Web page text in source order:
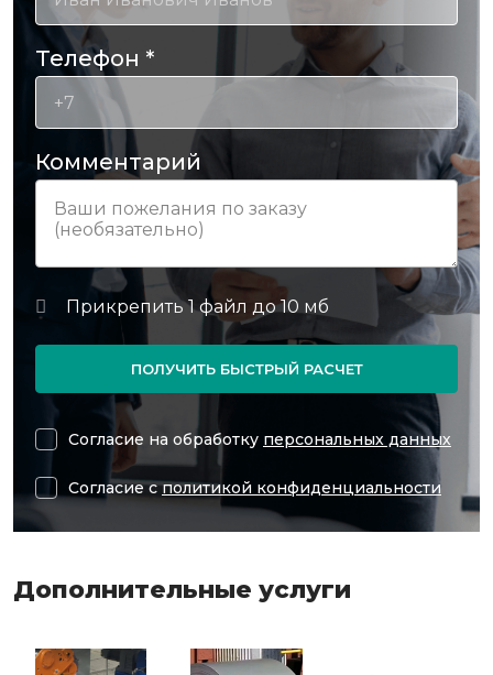
Телефон *
Комментарий
ПОЛУЧИТЬ БЫСТРЫЙ РАСЧЕТ
Согласие на обработку персональных данных
Согласие сполитикой конфиденциальности
Дополнительные услуги